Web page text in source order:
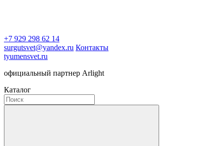
+7 929 298 62 14
surgutsvet@yandex.ru Контакты
tyumensvet.ru
официальный партнер Arlight
Каталог